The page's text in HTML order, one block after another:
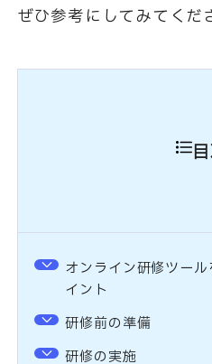
ぜひ参考にしてみてくだ
オンライン研修ツー
イント
研修前の準備
研修の実施